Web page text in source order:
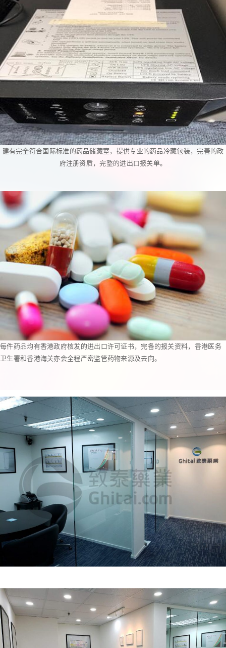
建有完全符合国际标准的药品储藏室，提供专业的药品冷藏包装，完善的政
府注册资质，完整的进出口报关单。
每件药品均有香港政府核发的进出口许可证书，完备的报关资料，香港医务
卫生署和香港海关亦会全程严密监管药物来源及去向。